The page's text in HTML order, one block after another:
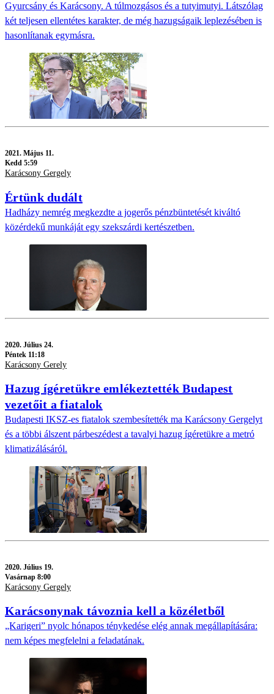
Gyurcsány és Karácsony. A túlmozgásos és a tutyimutyi. Látszólag
két teljesen ellentétes karakter, de még hazugságaik leplezésében is
hasonlítanak egymásra.
2021. Május 11.
Kedd 5:59
Karácsony Gergely
Értünk dudált
Hadházy nemrég megkezdte a jogerős pénzbüntetését kiváltó
közérdekű munkáját egy szekszárdi kertészetben.
2020. Július 24.
Péntek 11:18
Karácsony Gerely
Hazug ígéretükre emlékeztették Budapest
vezetőit a fiatalok
Budapesti IKSZ-es fiatalok szembesítették ma Karácsony Gergelyt
és a többi álszent párbeszédest a tavalyi hazug ígéretükre a metró
klimatizálásáról.
2020. Július 19.
Vasárnap 8:00
Karácsony Gergely
Karácsonynak távoznia kell a közéletből
„Karigeri” nyolc hónapos ténykedése elég annak megállapítására:
nem képes megfelelni a feladatának.